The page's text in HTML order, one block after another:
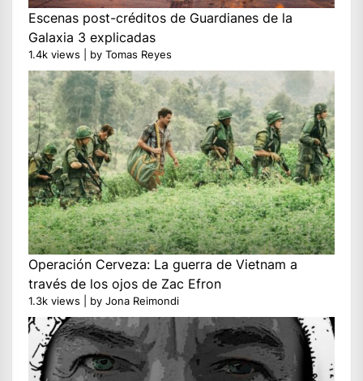
Escenas post-créditos de Guardianes de la
Galaxia 3 explicadas
1.4k views by Tomas Reyes
Operación Cerveza: La guerra de Vietnam a
través de los ojos de Zac Efron
1.3k views by Jona Reimondi